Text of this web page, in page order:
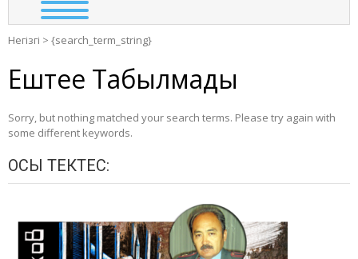
Негізгі > {search_term_string}
Ештеңе Табылмады
Sorry, but nothing matched your search terms. Please try again with
some different keywords.
ОСЫ ТЕКТЕС: